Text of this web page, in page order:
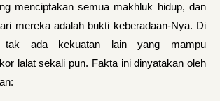
menciptakan semua makhluk hidup, dan
mereka adalah bukti keberadaan-Nya. Di
tak ada kekuatan lain yang mampu
lalat sekali pun. Fakta ini dinyatakan oleh